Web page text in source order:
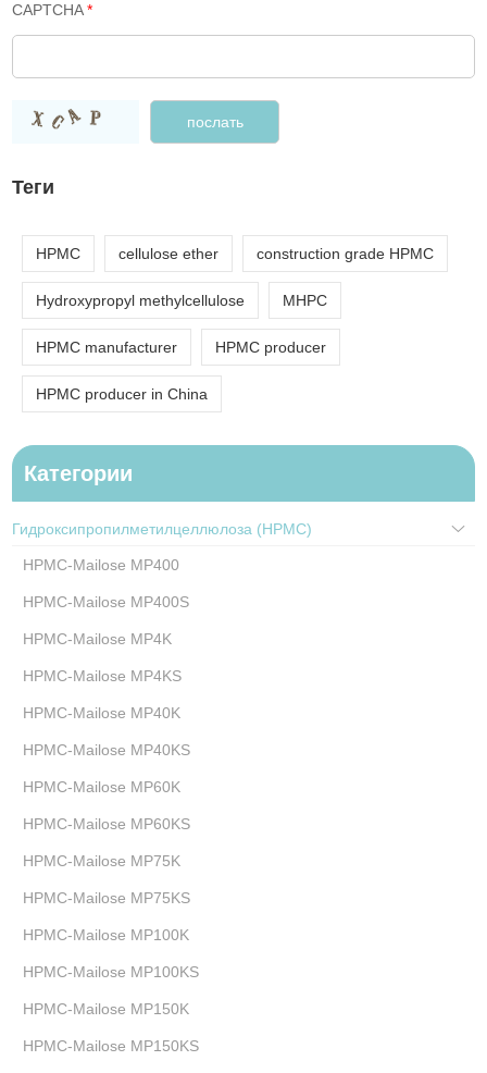
CAPTCHA*
Теги
HPMC cellulose ether construction grade HPMC
Hydroxypropyl methylcellulose MHPC
HPMC manufacturer HPMC producer
HPMC producer in China
Категории
Гидроксипропилметилцеллюлоза (HPMC)
HPMC-Mailose MP400
HPMC-Mailose MP400S
HPMC-Mailose MP4K
HPMC-Mailose MP4KS
HPMC-Mailose MP40K
HPMC-Mailose MP40KS
HPMC-Mailose MP60K
HPMC-Mailose MP60KS
HPMC-Mailose MP75K
HPMC-Mailose MP75KS
HPMC-Mailose MP100K
HPMC-Mailose MP100KS
HPMC-Mailose MP150K
HPMC-Mailose MP150KS